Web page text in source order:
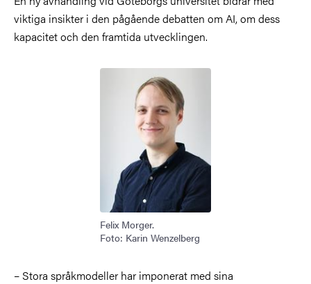
viktiga insikter i den pågående debatten om AI, om dess
kapacitet och den framtida utvecklingen.
Bild
Felix Morger.
Foto: Karin Wenzelberg
– Stora språkmodeller har imponerat med sina